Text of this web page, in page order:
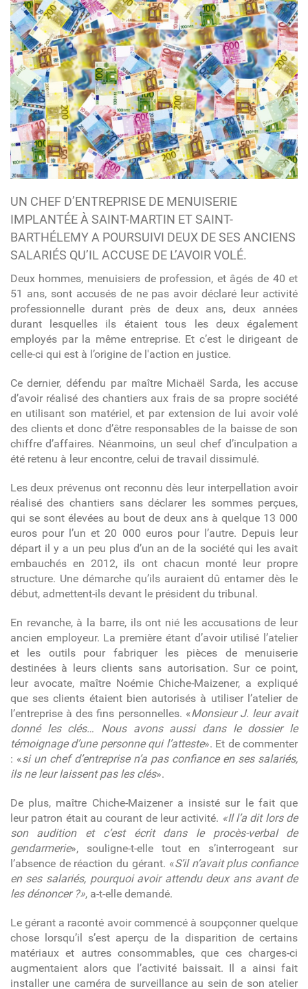
UN CHEF D’ENTREPRISE DE MENUISERIE
IMPLANTÉE À SAINT-MARTIN ET SAINT-
BARTHÉLEMY A POURSUIVI DEUX DE SES ANCIENS
SALARIÉS QU’IL ACCUSE DE L’AVOIR VOLÉ.
Deux hommes, menuisiers de profession, et âgés de 40 et
51 ans, sont accusés de ne pas avoir déclaré leur activité
professionnelle durant près de deux ans, deux années
durant lesquelles ils étaient tous les deux également
employés par la même entreprise. Et c’est le dirigeant de
celle-ci qui est à l’origine de l'action en justice.
Ce dernier, défendu par maître Michaël Sarda, les accuse
d’avoir réalisé des chantiers aux frais de sa propre société
en utilisant son matériel, et par extension de lui avoir volé
des clients et donc d’être responsables de la baisse de son
chiffre d’affaires. Néanmoins, un seul chef d’inculpation a
été retenu à leur encontre, celui de travail dissimulé.
Les deux prévenus ont reconnu dès leur interpellation avoir
réalisé des chantiers sans déclarer les sommes perçues,
qui se sont élevées au bout de deux ans à quelque 13 000
euros pour l’un et 20 000 euros pour l’autre. Depuis leur
départ il y a un peu plus d’un an de la société qui les avait
embauchés en 2012, ils ont chacun monté leur propre
structure. Une démarche qu’ils auraient dû entamer dès le
début, admettent-ils devant le président du tribunal.
En revanche, à la barre, ils ont nié les accusations de leur
ancien employeur. La première étant d’avoir utilisé l’atelier
et les outils pour fabriquer les pièces de menuiserie
destinées à leurs clients sans autorisation. Sur ce point,
leur avocate, maître Noémie Chiche-Maizener, a expliqué
que ses clients étaient bien autorisés à utiliser l’atelier de
l’entreprise à des fins personnelles. «Monsieur J. leur avait
donné les clés… Nous avons aussi dans le dossier le
témoignage d’une personne qui l’atteste». Et de commenter
: «si un chef d’entreprise n’a pas confiance en ses salariés,
ils ne leur laissent pas les clés».
De plus, maître Chiche-Maizener a insisté sur le fait que
leur patron était au courant de leur activité. «Il l’a dit lors de
son audition et c’est écrit dans le procès-verbal de
gendarmerie», souligne-t-elle tout en s’interrogeant sur
l’absence de réaction du gérant. «S’il n’avait plus confiance
en ses salariés, pourquoi avoir attendu deux ans avant de
les dénoncer ?», a-t-elle demandé.
Le gérant a raconté avoir commencé à soupçonner quelque
chose lorsqu’il s’est aperçu de la disparition de certains
matériaux et autres consommables, que ces charges-ci
augmentaient alors que l’activité baissait. Il a ainsi fait
installer une caméra de surveillance au sein de son atelier